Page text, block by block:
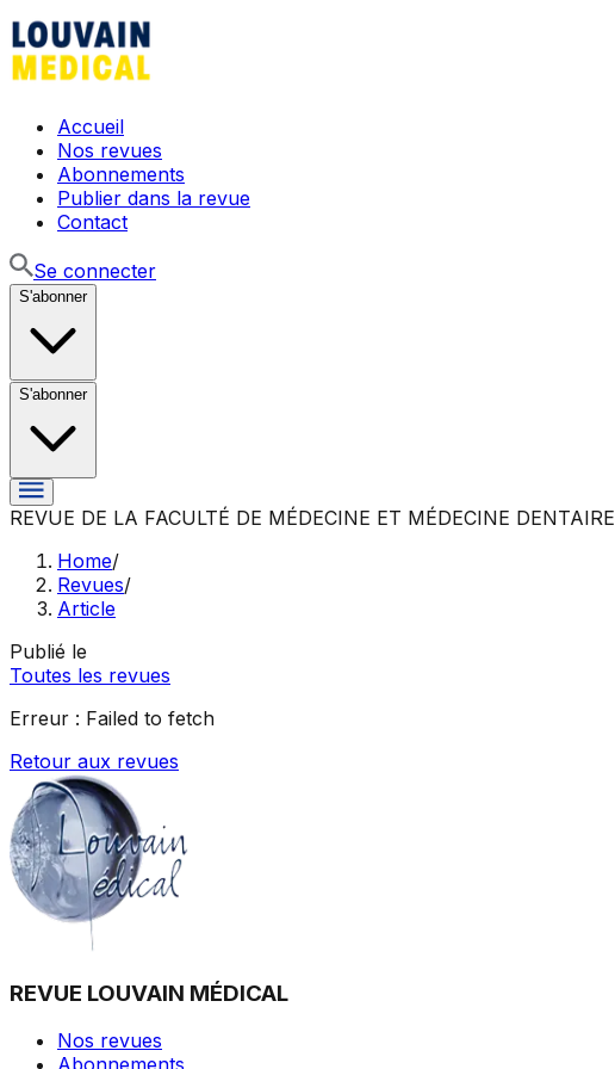
Accueil
Nos revues
Abonnements
Publier dans la revue
Contact
Se connecter
S'abonner
S'abonner
REVUE DE LA FACULTÉ DE MÉDECINE ET MÉDECINE DENTAIRE
Home/
Revues/
Article
Publié le
Toutes les revues
Erreur : Failed to fetch
Retour aux revues
REVUE LOUVAIN MÉDICAL
Nos revues